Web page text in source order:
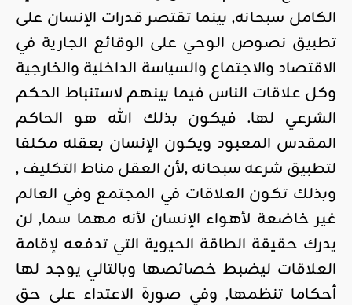
الكامل سبحانه, بينما تقتصر قدرات الإنسان على
تطبيق نصوص الوحي على الوقائع الجارية في
الاقتصاد والاجتماع والسياسة الداخلية والخارجية
وكل علاقات الناس فيما بينهم لاستنباط الحكم
الشرعي لها. فيكون بذلك الله هو الحاكم
المقدس المعبود ويكون الإنسان بعقله مكلفا
لتطبيق شرعه سبحانه ,لأن العقل مناط التكليف ,
وبذلك تكون العلاقات في المجتمع وفي العالم
غير خاضعة لأهواء الإنسان لأنه مهما سما, لن
يدرك حقيقة الطاقة الحيوية التي تدفعه لإقامة
العلاقات ليضبط خصائصها وبالتالي يوجد لها
أحكاما تنظمها, وفي صورة الاعتداء على حق